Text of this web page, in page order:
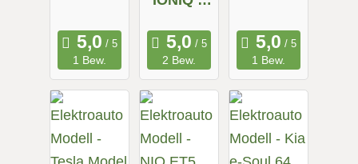
1 Bew.
Allrad
2 Bew. 1 Bew.